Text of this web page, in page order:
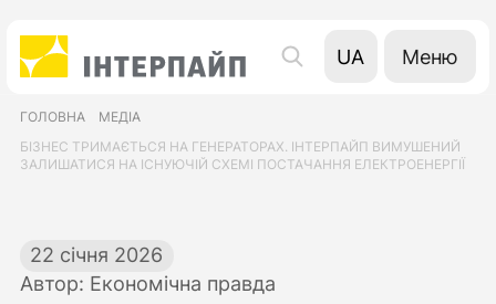
UA
RU
Меню
ГОЛОВНА
МЕДІА
БІЗНЕС ТРИМАЄТЬСЯ НА ГЕНЕРАТОРАХ. ІНТЕРПАЙП ВИМУШЕНИЙ
ЗАЛИШАТИСЯ НА ІСНУЮЧІЙ СХЕМІ ПОСТАЧАННЯ ЕЛЕКТРОЕНЕРГІЇ
22 січня 2026
Автор: Економічна правда